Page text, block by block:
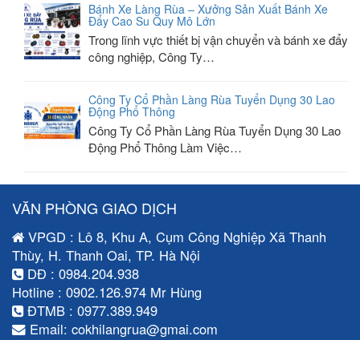
Bánh Xe Làng Rùa – Xưởng Sản Xuất Bánh Xe
Đẩy Cao Su Quy Mô Lớn
Trong lĩnh vực thiết bị vận chuyển và bánh xe đẩy
công nghiệp, Công Ty…
Công Ty Cổ Phần Làng Rùa Tuyển Dụng 30 Lao
Động Phổ Thông
Công Ty Cổ Phần Làng Rùa Tuyển Dụng 30 Lao
Động Phổ Thông Làm Việc…
VĂN PHÒNG GIAO DỊCH
VPGD : Lô 8, Khu A, Cụm Công Nghiệp Xã Thanh
Thùy, H. Thanh Oai, TP. Hà Nội
DĐ : 0984.204.938
Hotline : 0902.126.974 Mr Hùng
ĐTMB : 0977.389.949
Email: cokhilangrua@gmai.com